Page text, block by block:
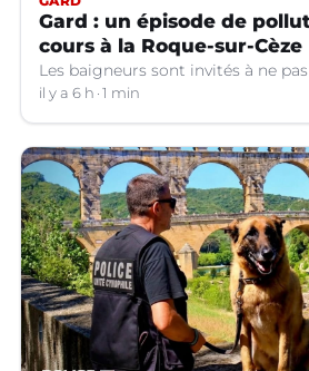
Gard : un épisode de
cours à la Roque-sur-Cèze
Les baigneurs sont invités à ne
il y a 6 h 1 min